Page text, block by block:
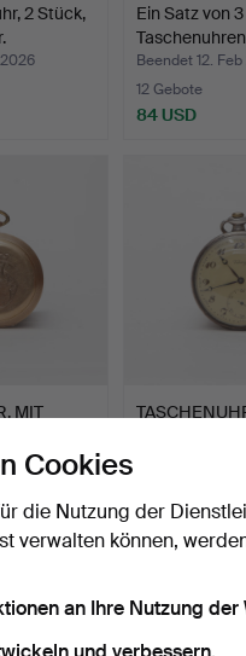
2 Stück,
Ein Satz von 3
unter…
Beendet 12.
12 Gebote
84 USD
MIT
2025
43 USD
Cookies
die Nutzung der
verwalten können,
an Ihre Nutzung der